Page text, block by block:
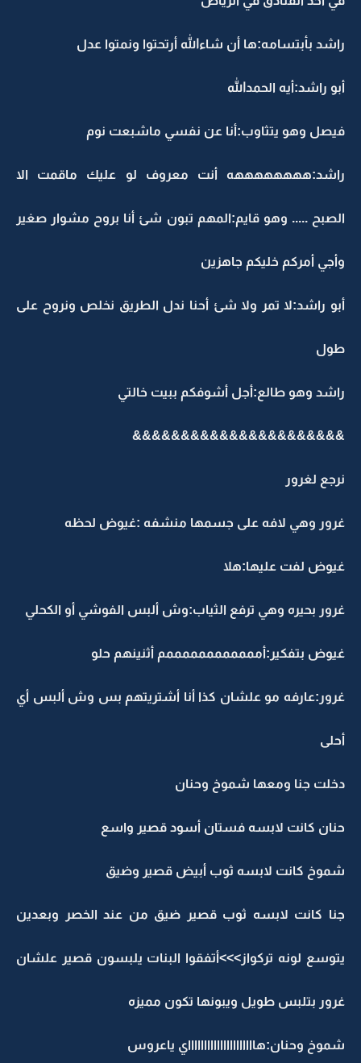
راشد بأبتسامه:ها أن شاءالله أرتحتوا ونمتوا عدل
أبو راشد:أيه الحمدالله
فيصل وهو يتثاوب:أنا عن نفسي ماشبعت نوم
راشد:ههههههههه أنت معروف لو عليك ماقمت الا
الصبح ..... وهو قايم:المهم تبون شئ أنا بروح مشوار صغير
وأجي أمركم خليكم جاهزين
أبو راشد:لا تمر ولا شئ أحنا ندل الطريق نخلص ونروح على
طول
راشد وهو طالع:أجل أشوفكم ببيت خالتي
&&&&&&&&&&&&&&&&&&&&&&
نرجع لغرور
غرور وهي لافه على جسمها منشفه :غيوض لحظه
غيوض لفت عليها:هلا
غرور بحيره وهي ترفع الثياب:وش ألبس الفوشي أو الكحلي
غيوض بتفكير:أممممممممممممم أثنينهم حلو
غرور:عارفه مو علشان كذا أنا أشتريتهم بس وش ألبس أي
أحلى
دخلت جنا ومعها شموخ وحنان
حنان كانت لابسه فستان أسود قصير واسع
شموخ كانت لابسه ثوب أبيض قصير وضيق
جنا كانت لابسه ثوب قصير ضيق من عند الخصر وبعدين
يتوسع لونه تركواز>>>أتفقوا البنات يلبسون قصير علشان
غرور بتلبس طويل ويبونها تكون مميزه
شموخ وحنان:هاااااااااااااااااااااي ياعروس